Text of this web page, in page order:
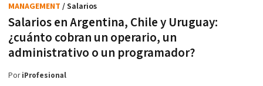
Salarios en Argentina, Chile y Uruguay:
¿cuánto cobran un operario, un
administrativo o un programador?
MANAGEMENT / Salarios
PoriProfesional